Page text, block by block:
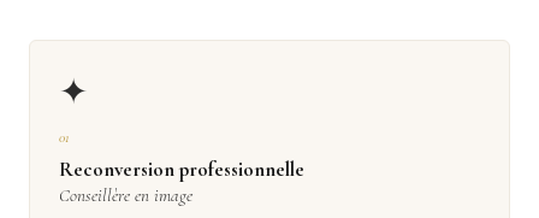
✦
01
Reconversion professionnelle
Conseillère en image